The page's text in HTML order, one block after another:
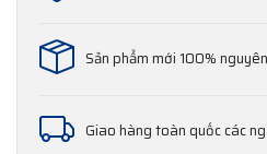
Sản phẩm mới 100%
Giao hàng toàn quốc các